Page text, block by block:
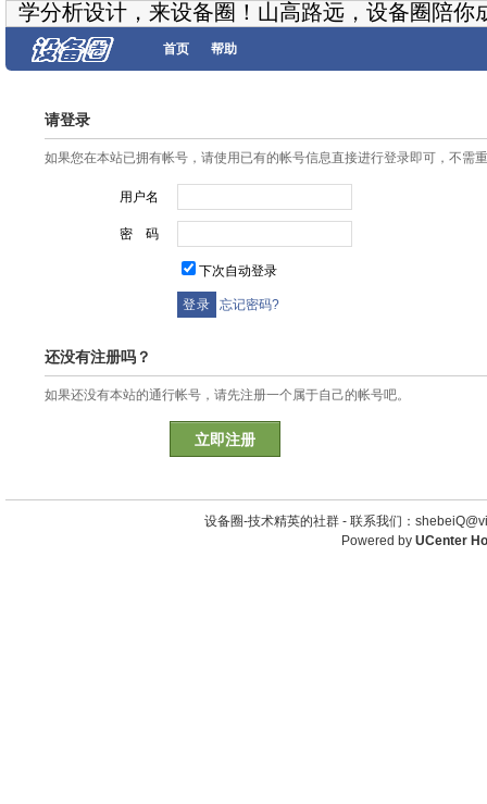
学分析设计，来设备圈！山高路远，设备圈陪你
首页 帮助
请登录
如果您在本站已拥有帐号，请使用已有的帐号信息直接进行登录即可，不需
用户名
密 码
下次自动登录
忘记密码?
还没有注册吗？
如果还没有本站的通行帐号，请先注册一个属于自己的帐号吧。
立即注册
设备圈-技术精英的社群 - 联系我们：
Powered by UCenter